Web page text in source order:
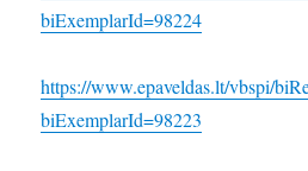
biExemplarId=98224
https://www.epaveldas.lt/vbspi/
biExemplarId=98223